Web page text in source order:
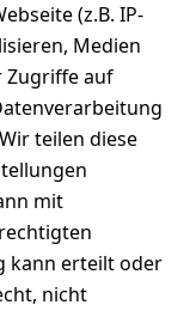
(z.B. IP-
Medien
Zugriffe auf
teilen diese
mit
kann erteilt oder
nicht
selected-lights
selected-